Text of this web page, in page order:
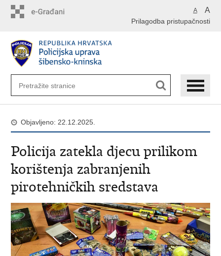
A A
Prilagodba pristupačnosti
Objavljeno: 22.12.2025.
Policija zatekla djecu prilikom
korištenja zabranjenih
pirotehničkih sredstava